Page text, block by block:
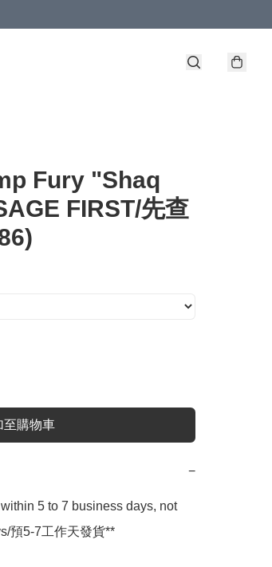
Fury "Shaq
FIRST/先查
至購物車
−
5 to 7 business days, not
預5-7工作天發貨**